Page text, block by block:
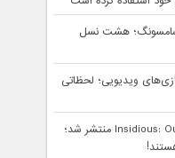
سامسونگ؛ هشت نسل
ویدیویی؛ لحظاتی
تریلر نهایی Insidious: Out of the Further منتشر شد؛